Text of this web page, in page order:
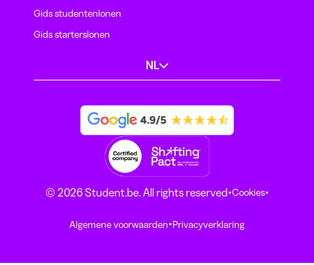
Gids studentenlonen
Gids starterslonen
NL
© 2026 Student.be. All rights reserved·Cookies·
Algemene voorwaarden·Privacyverklaring